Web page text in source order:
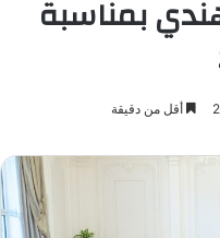
بمناسبة
أقل من دقيقة